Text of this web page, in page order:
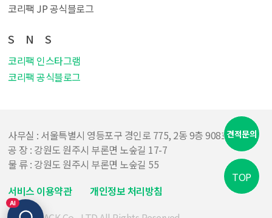
TOP
견적문의
코리팩 JP 공식블로그
S N S
코리팩 인스타그램
코리팩 공식블로그
사무실 : 서울특별시 영등포구 경인로 775, 2동 9층 908호
공 장 : 강원도 원주시 부론면 노숲길 17-7
물 류 : 강원도 원주시 부론면 노숲길 55
서비스 이용약관
개인정보 처리방침